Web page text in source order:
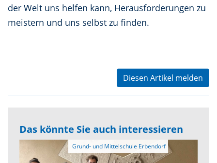
der Welt uns helfen kann, Herausforderungen zu
meistern und uns selbst zu finden.
Diesen Artikel melden
Das könnte Sie auch interessieren